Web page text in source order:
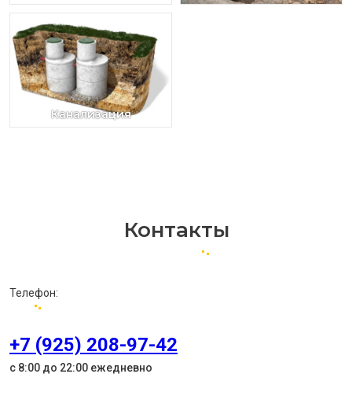
Канализация
Контакты
Телефон:
+7 (925) 208-97-42
с 8:00 до 22:00 ежедневно